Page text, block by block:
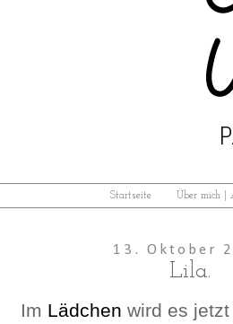
Startseite Über mich |
13. Oktober
Lila.
Im Lädchen wird es